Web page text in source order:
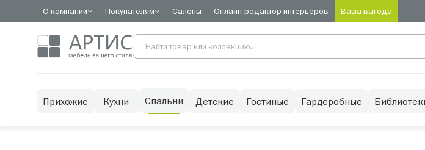
О компании Покупателям Салоны Онлайн-редактор интерьеров Ваша выгода
Прихожие Кухни Спальни Детские Гостиные Гардеробные